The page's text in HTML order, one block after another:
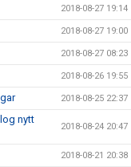
2018-08-27 19:14
2018-08-27 19:00
2018-08-27 08:23
2018-08-26 19:55
2018-08-25 22:37
nytt
2018-08-24 20:47
2018-08-21 20:38